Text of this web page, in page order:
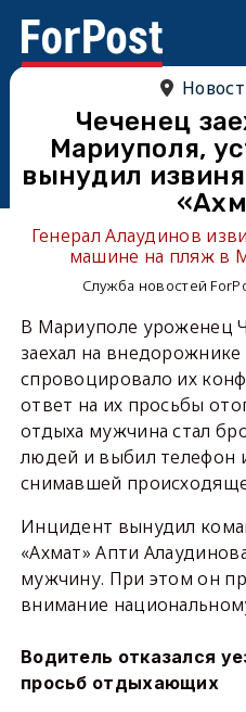
Чеченец
Мариуполя,
вынудил
Генерал Алаудинов
машине на пляж в
Служба новостей
В Мариуполе уроженец
заехал на
спровоцировало их
ответ на их просьбы
отдыха мужчина стал
людей и выбил телефон
снимавшей
Инцидент вынудил
«Ахмат» Апти
мужчину. При этом он
внимание
Водитель отказался
просьб отдыхающих